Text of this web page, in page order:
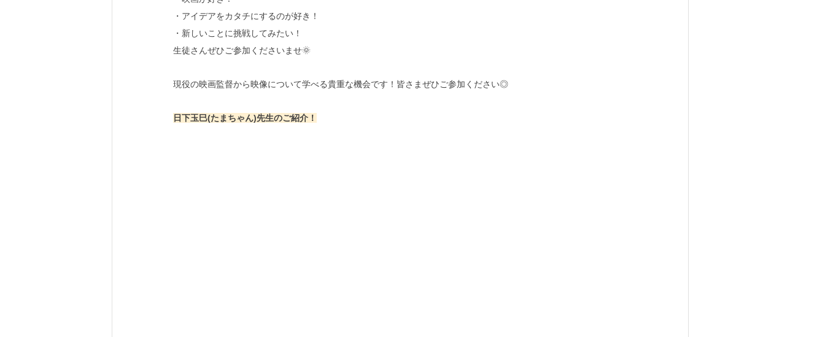
・アイデアをカタチにするのが好き！
・新しいことに挑戦してみたい！
生徒さんぜひご参加くださいませ🌞
現役の映画監督から映像について学べる貴重な機会です！皆さまぜひご参加ください◎
日下玉巳(たまちゃん)先生のご紹介！